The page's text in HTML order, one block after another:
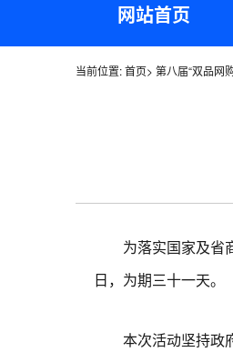
网站首页
当前位置:首页> 第八届“双品网
为落实国家及省商
日，为期三十一天。
本次活动坚持政府